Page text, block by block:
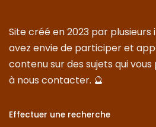
Site créé en 2023 par plusieurs
avez envie de participer et
contenu sur des sujets qui
à nouscontacter. 🔮
Effectuer une recherche